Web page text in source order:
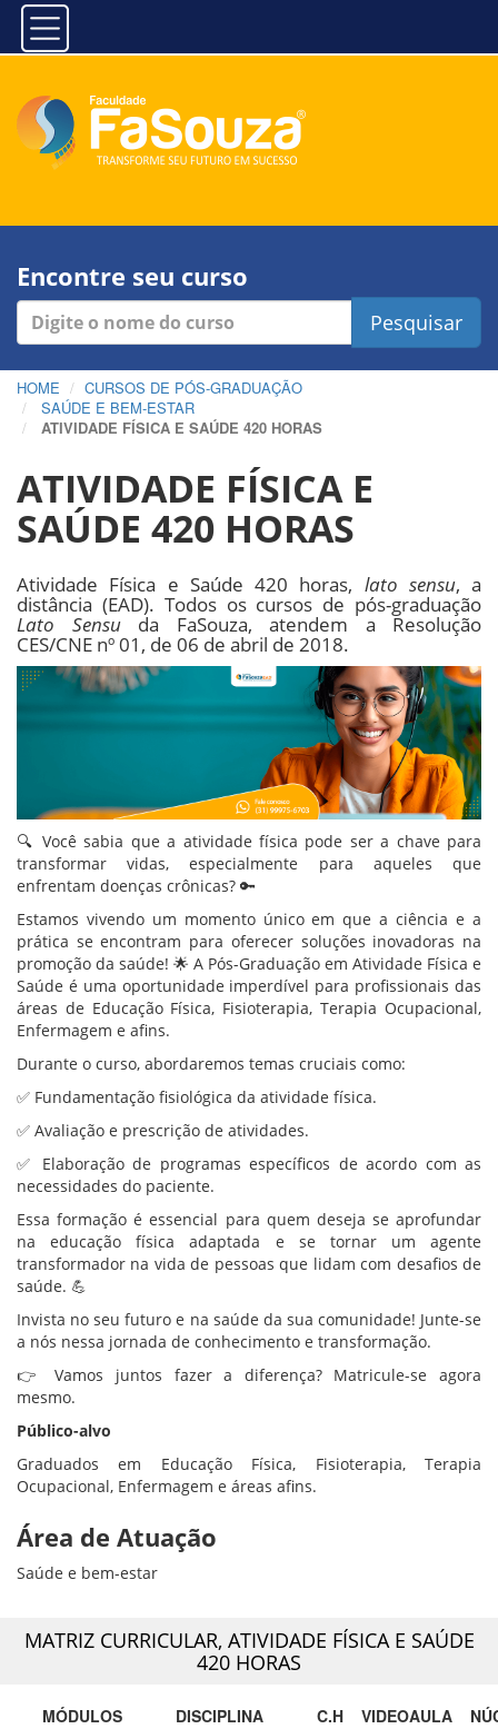
Encontre seu curso
Pesquisar
HOME
CURSOS DE PÓS-GRADUAÇÃO
SAÚDE E BEM-ESTAR
ATIVIDADE FÍSICA E SAÚDE 420 HORAS
ATIVIDADE FÍSICA E
SAÚDE 420 HORAS
Atividade Física e Saúde 420 horas, lato sensu, a
distância (EAD). Todos os cursos de pós-graduação
Lato Sensuda FaSouza, atendem a Resolução
CES/CNE nº 01, de 06 de abril de 2018.
🔍 Você sabia que a atividade física pode ser a chave para
transformar vidas, especialmente para aqueles que
enfrentam doenças crônicas? 🔑
Estamos vivendo um momento único em que a ciência e a
prática se encontram para oferecer soluções inovadoras na
promoção da saúde! 🌟 A Pós-Graduação em Atividade Física e
Saúde é uma oportunidade imperdível para profissionais das
áreas de Educação Física, Fisioterapia, Terapia Ocupacional,
Enfermagem e afins.
Durante o curso, abordaremos temas cruciais como:
✅ Fundamentação fisiológica da atividade física.
✅ Avaliação e prescrição de atividades.
✅ Elaboração de programas específicos de acordo com as
necessidades do paciente.
Essa formação é essencial para quem deseja se aprofundar
na educação física adaptada e se tornar um agente
transformador na vida de pessoas que lidam com desafios de
saúde. 💪
Invista no seu futuro e na saúde da sua comunidade! Junte-se
a nós nessa jornada de conhecimento e transformação.
👉 Vamos juntos fazer a diferença? Matricule-se agora
mesmo.
Público-alvo
Graduados em Educação Física, Fisioterapia, Terapia
Ocupacional, Enfermagem e áreas afins.
Área de Atuação
Saúde e bem-estar
MATRIZ CURRICULAR, ATIVIDADE FÍSICA E SAÚDE
420 HORAS
MÓDULOS DISCIPLINA C.H VIDEOAULA